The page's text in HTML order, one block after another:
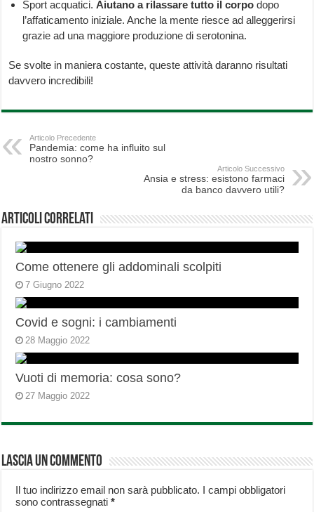
Sport acquatici.Aiutano a rilassare tutto il corpo dopo
l’affaticamento iniziale. Anche la mente riesce ad alleggerirsi
grazie ad una maggiore produzione di serotonina.
Se svolte in maniera costante, queste attività daranno risultati
davvero incredibili!
Articolo Precedente
Pandemia: come ha influito sul
nostro sonno?
Articolo Successivo
Ansia e stress: esistono farmaci
da banco davvero utili?
Articoli correlati
Come ottenere gli addominali scolpiti
7 Giugno 2022
Covid e sogni: i cambiamenti
28 Maggio 2022
Vuoti di memoria: cosa sono?
27 Maggio 2022
Lascia un commento
Il tuo indirizzo email non sarà pubblicato. I campi obbligatori
sono contrassegnati*